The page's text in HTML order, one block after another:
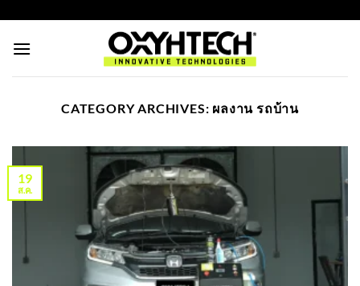
ไป
ยัง
เนื้อหา
CATEGORY ARCHIVES: ผลงาน รถบ้าน
19
ส.ค.